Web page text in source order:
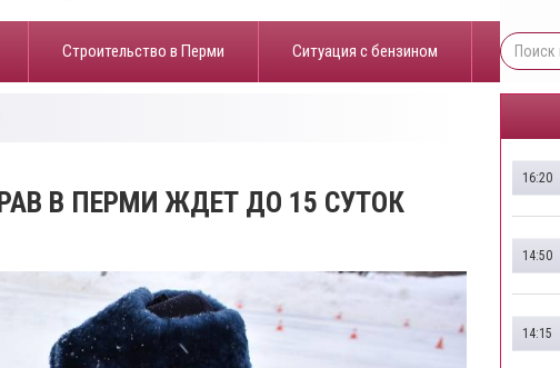
Строительство в Перми ​Ситуация с бензином
В ПЕРМИ ЖДЕТ ДО 15 СУТОК
16:20
14:50
14:15